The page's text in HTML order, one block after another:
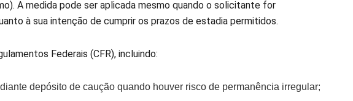
A medida pode ser aplicada mesmo quando o solicitante for
à sua intenção de cumprir os prazos de estadia permitidos.
Federais (CFR), incluindo:
depósito de caução quando houver risco de permanência irregular;